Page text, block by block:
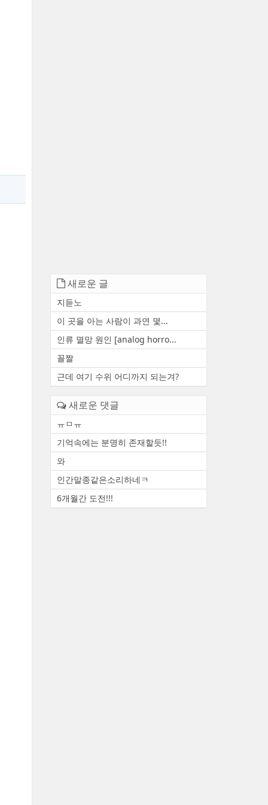
새로운 글
지듣노
이 곳을 아는 사람이 과연 몇...
인류 멸망 원인 [analog horro...
꼴짤
근데 여기 수위 어디까지 되는겨?
새로운 댓글
ㅠㅁㅠ
기억속에는 분명히 존재할듯!!
와
인간말종같은소리하네ㅋ
6개월간 도전!!!